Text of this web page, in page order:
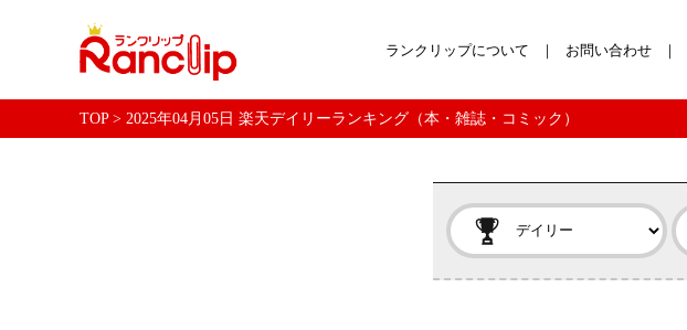
ランクリップについて お問い合わせ
TOP> 2025年04月05日 楽天デイリーランキング（本・雑誌・コミック）